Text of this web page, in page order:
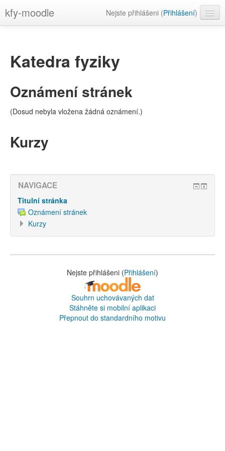
kfy-moodle Nejste přihlášeni (Přihlášení)
Katedra fyziky
Oznámení stránek
(Dosud nebyla vložena žádná oznámení.)
Kurzy
NAVIGACE
Titulní stránka
Oznámení stránek
Kurzy
Nejste přihlášeni (Přihlášení)
Souhrn uchovávaných dat
Stáhněte si mobilní aplikaci
Přepnout do standardního motivu